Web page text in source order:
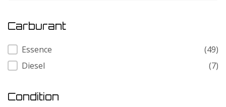
Carburant
Carburant
Essence
(49)
Diesel
(7)
Condition